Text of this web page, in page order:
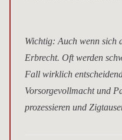
Wichtig: Auch wenn sich
Erbrecht. Oft werden
Fall wirklich
Vorsorgevollmacht und
prozessieren und